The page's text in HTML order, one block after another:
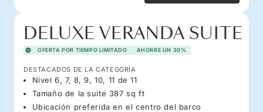
DELUXE VERANDA SUITE
OFERTA POR TIEMPO LIMITADO AHORRE UN 30%
DESTACADOS DE LA CATEGORÍA
Nivel 6, 7, 8, 9, 10, 11 de 11
Tamaño de la suite 387 sq ft
Ubicación preferida en el centro del barco